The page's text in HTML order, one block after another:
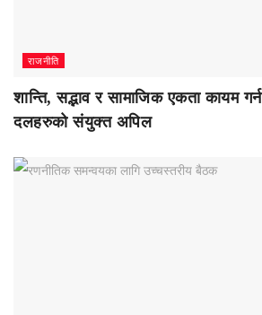
राजनीति
शान्ति, सद्भाव र सामाजिक एकता कायम
दलहरुको संयुक्त अपिल